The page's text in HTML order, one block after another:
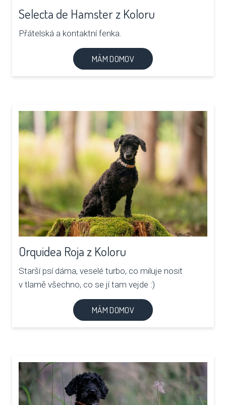
Selecta de Hamster z Koloru
Přátelská a kontaktní fenka.
MÁM DOMOV
Orquidea Roja z Koloru
Starší psí dáma, veselé turbo, co miluje nosit
v tlamě všechno, co se jí tam vejde :)
MÁM DOMOV